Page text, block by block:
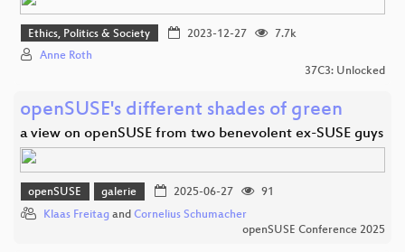
Ethics, Politics & Society 2023-12-27
7.7k
Anne Roth
37C3: Unlocked
openSUSE's different shades of green
a view on openSUSE from two benevolent ex-SUSE guys
openSUSE galerie 2025-06-27
91
Klaas Freitag and Cornelius Schumacher
openSUSE Conference 2025